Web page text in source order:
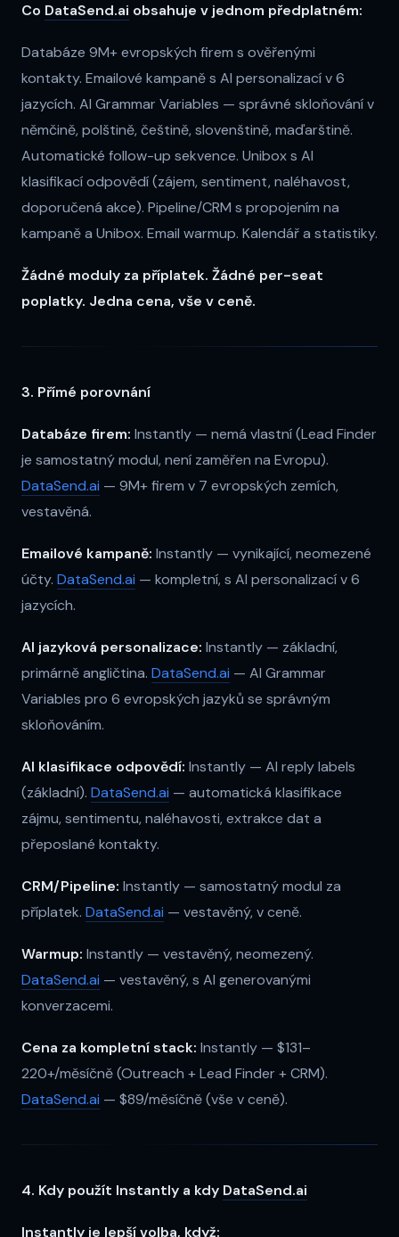
Co DataSend.ai obsahuje v jednom předplatném:
Databáze 9M+ evropských firem s ověřenými
kontakty. Emailové kampaně s AI personalizací v 6
jazycích. AI Grammar Variables — správné skloňování v
němčině, polštině, češtině, slovenštině, maďarštině.
Automatické follow-up sekvence. Unibox s AI
klasifikací odpovědí (zájem, sentiment, naléhavost,
doporučená akce). Pipeline/CRM s propojením na
kampaně a Unibox. Email warmup. Kalendář a statistiky.
Žádné moduly za příplatek. Žádné per-seat
poplatky. Jedna cena, vše v ceně.
3. Přímé porovnání
Databáze firem: Instantly — nemá vlastní (Lead Finder
je samostatný modul, není zaměřen na Evropu).
DataSend.ai — 9M+ firem v 7 evropských zemích,
vestavěná.
Emailové kampaně: Instantly — vynikající, neomezené
účty. DataSend.ai — kompletní, s AI personalizací v 6
jazycích.
AI jazyková personalizace: Instantly — základní,
primárně angličtina. DataSend.ai — AI Grammar
Variables pro 6 evropských jazyků se správným
skloňováním.
AI klasifikace odpovědí: Instantly — AI reply labels
(základní). DataSend.ai — automatická klasifikace
zájmu, sentimentu, naléhavosti, extrakce dat a
přeposlané kontakty.
CRM/Pipeline: Instantly — samostatný modul za
příplatek. DataSend.ai — vestavěný, v ceně.
Warmup: Instantly — vestavěný, neomezený.
DataSend.ai — vestavěný, s AI generovanými
konverzacemi.
Cena za kompletní stack: Instantly — $131–
220+/měsíčně (Outreach + Lead Finder + CRM).
DataSend.ai — $89/měsíčně (vše v ceně).
4. Kdy použít Instantly a kdy DataSend.ai
Instantly je lepší volba, když: